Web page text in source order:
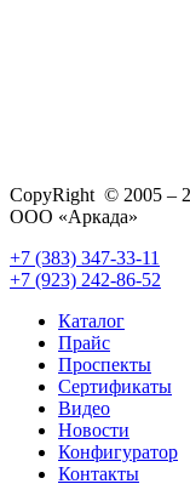
CopyRight © 2005 –
ООО «Аркада»
+7 (383) 347-33-11
+7 (923) 242-86-52
Каталог
Прайс
Проспекты
Сертификаты
Видео
Новости
Конфигуратор
Контакты